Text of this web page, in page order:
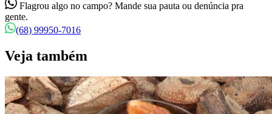
Flagrou algo no campo? Mande sua pauta ou denúncia pra
gente.
(68) 99950-7016
Veja também